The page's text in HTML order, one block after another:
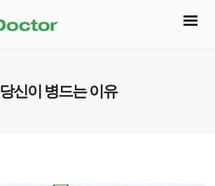
당신이 병드는 이유